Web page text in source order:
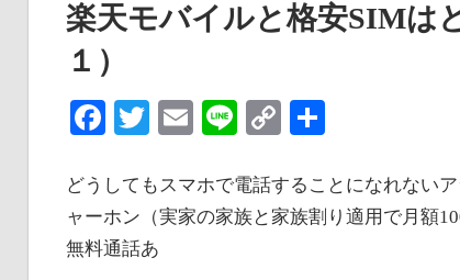
に
立
た
な
い
情
報
を
楽天モバイルと格安SIMは
１）
Facebook
TwitterEmailLineCopy
どうしてもスマホで電話することになれない
ャーホン（実家の家族と家族割り適用で月額
無料通話あ